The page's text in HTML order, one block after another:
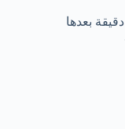
: ممارسة التمارين لمدة 30 دقيقة بعدها